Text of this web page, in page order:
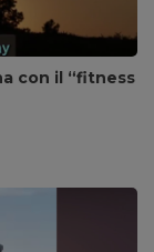
con il “fitness